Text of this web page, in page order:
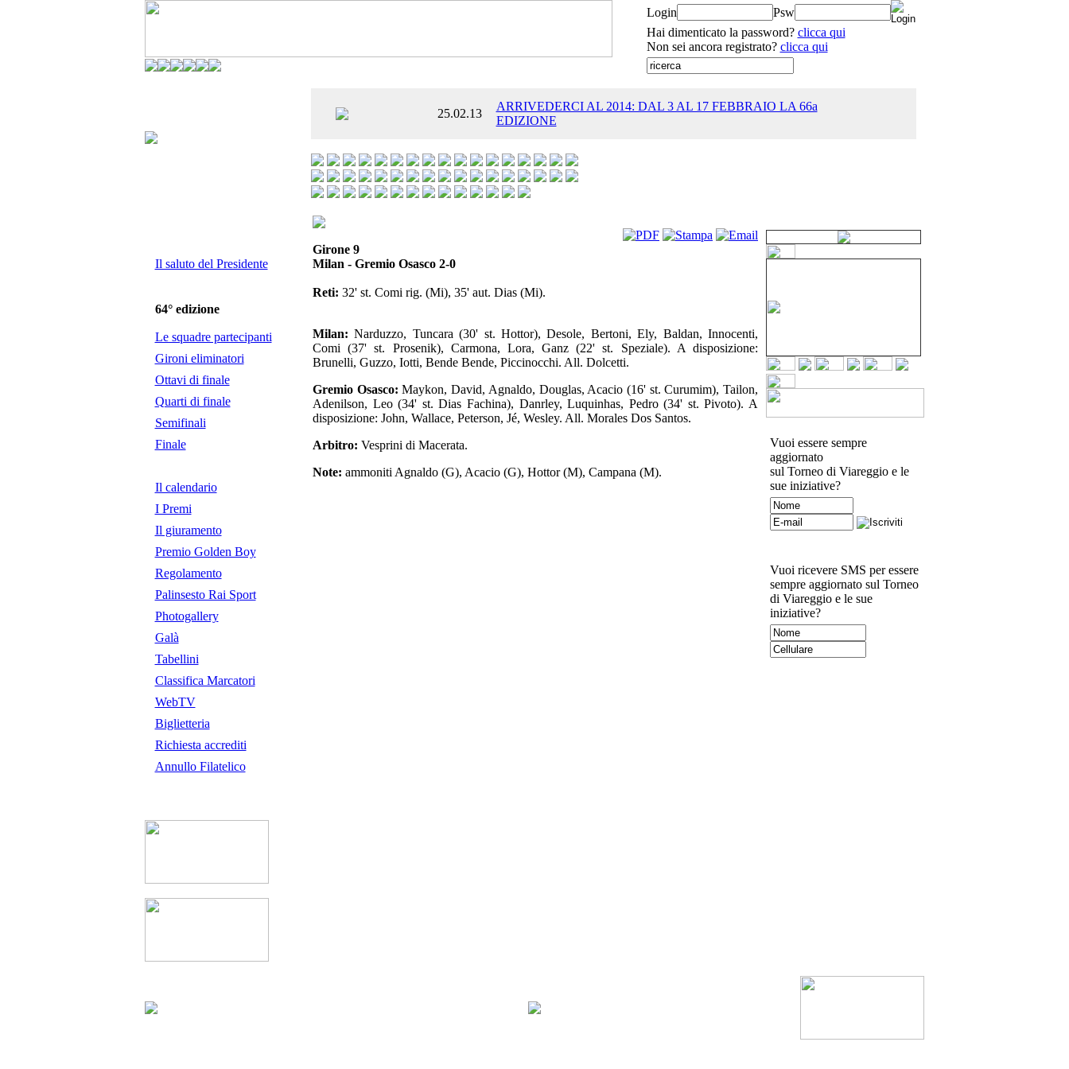
Login
Psw
Hai dimenticato la password? clicca qui
Non sei ancora registrato? clicca qui
25.02.13
ARRIVEDERCI AL 2014: DAL 3 AL 17 FEBBRAIO LA 66a
EDIZIONE
Il saluto del Presidente
64° edizione
Le squadre partecipanti
Gironi eliminatori
Ottavi di finale
Quarti di finale
Semifinali
Finale
Il calendario
I Premi
Il giuramento
Premio Golden Boy
Regolamento
Palinsesto Rai Sport
Photogallery
Galà
Tabellini
Classifica Marcatori
WebTV
Biglietteria
Richiesta accrediti
Annullo Filatelico
Girone 9
Milan - Gremio Osasco 2-0
Reti: 32' st. Comi rig. (Mi), 35' aut. Dias (Mi).
Milan: Narduzzo, Tuncara (30' st. Hottor), Desole, Bertoni, Ely, Baldan, Innocenti,
Comi (37' st. Prosenik), Carmona, Lora, Ganz (22' st. Speziale). A disposizione:
Brunelli, Guzzo, Iotti, Bende Bende, Piccinocchi. All. Dolcetti.
Gremio Osasco: Maykon, David, Agnaldo, Douglas, Acacio (16' st. Curumim), Tailon,
Adenilson, Leo (34' st. Dias Fachina), Danrley, Luquinhas, Pedro (34' st. Pivoto). A
disposizione: John, Wallace, Peterson, Jé, Wesley. All. Morales Dos Santos.
Arbitro: Vesprini di Macerata.
Note: ammoniti Agnaldo (G), Acacio (G), Hottor (M), Campana (M).
Vuoi essere sempre
aggiornato
sul Torneo di Viareggio e le
sue iniziative?
Vuoi ricevere SMS per essere
sempre aggiornato sul Torneo
di Viareggio e le sue
iniziative?